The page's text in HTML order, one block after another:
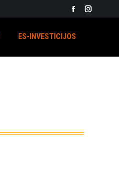
Facebook
opens
ES-INVESTICIJOS